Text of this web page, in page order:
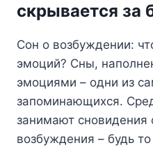
скрывается за
Сон о возбуждении:
эмоций? Сны,
эмоциями – одни из
запоминающихся.
занимают
возбуждения – будь